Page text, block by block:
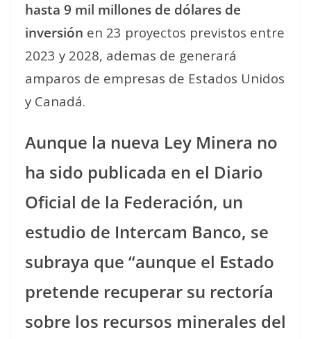
hasta 9 mil millones de dólares de
inversión en 23 proyectos previstos entre
2023 y 2028, ademas de generará
amparos de empresas de Estados Unidos
y Canadá.
Aunque la nueva Ley Minera no
ha sido publicada en el Diario
Oficial de la Federación, un
estudio de Intercam Banco, se
subraya que “aunque el Estado
pretende recuperar su rectoría
sobre los recursos minerales del